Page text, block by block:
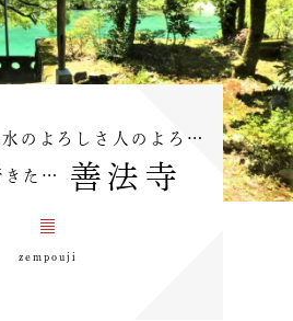
のよろしさ人のよろ…
きた… 善法寺
zempouji